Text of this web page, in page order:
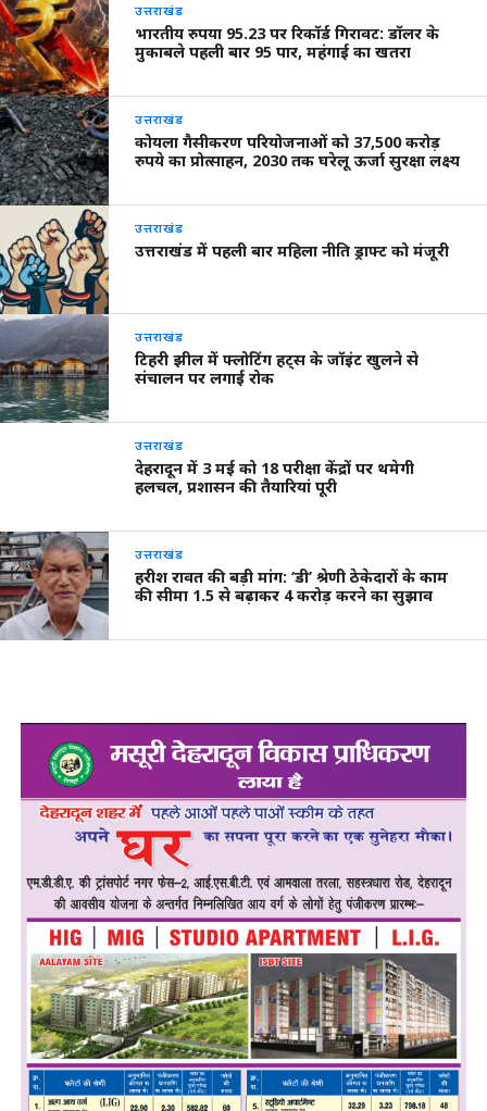
उत्तराखंड
भारतीय रुपया 95.23 पर रिकॉर्ड गिरावट: डॉलर के
मुकाबले पहली बार 95 पार, महंगाई का खतरा
उत्तराखंड
कोयला गैसीकरण परियोजनाओं को 37,500 करोड़
रुपये का प्रोत्साहन, 2030 तक घरेलू ऊर्जा सुरक्षा लक्ष्य
उत्तराखंड
उत्तराखंड में पहली बार महिला नीति ड्राफ्ट को मंजूरी
उत्तराखंड
टिहरी झील में फ्लोटिंग हट्स के जॉइंट खुलने से
संचालन पर लगाई रोक
उत्तराखंड
देहरादून में 3 मई को 18 परीक्षा केंद्रों पर थमेगी
हलचल, प्रशासन की तैयारियां पूरी
उत्तराखंड
हरीश रावत की बड़ी मांग: ‘डी’ श्रेणी ठेकेदारों के काम
की सीमा 1.5 से बढ़ाकर 4 करोड़ करने का सुझाव